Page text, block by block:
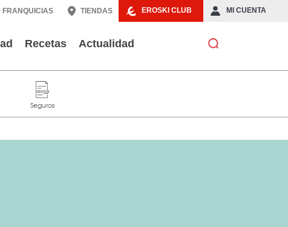
EROSKI CLUB MI CUENTA
FRANQUICIAS TIENDAS
Recetas Actualidad